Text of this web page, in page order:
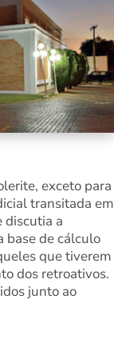
exceto para
transitada em
discutia a
base de cálculo
que tiverem
dos retroativos.
junto ao